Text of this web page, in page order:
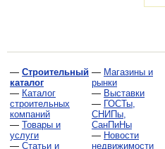
— Строительный
каталог
— Каталог
строительных
компаний
— Товары и
услуги
— Статьи и
— Магазины и
рынки
— Выставки
— ГОСТы,
СНИПы,
СанПиНы
— Новости
недвижимости